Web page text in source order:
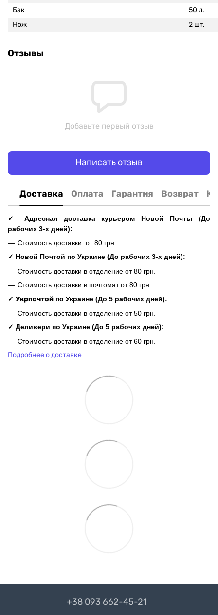
Бак
50 л.
Нож
2 шт.
Отзывы
Добавьте первый отзыв
Написать отзыв
Доставка Оплата Гарантия Возврат
✓ Адресная доставка курьером Новой Почты (До
рабочих 3-х дней):
Стоимость доставки: от 80 грн
✓ Новой Почтой по Украине (До рабочих 3-х дней):
Стоимость доставки в отделение от 80 грн.
Стоимость доставки в почтомат от 80 грн.
✓ Укрпочтой по Украине (До 5 рабочих дней):
Стоимость доставки в отделение от 50 грн.
✓ Деливери по Украине (До 5 рабочих дней):
Стоимость доставки в отделение от 60 грн.
Подробнее о доставке
+38 093 662-45-21